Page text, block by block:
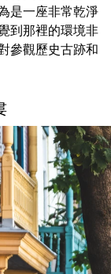
是一座非常乾淨
到那裡的環境非
參觀歷史古跡和